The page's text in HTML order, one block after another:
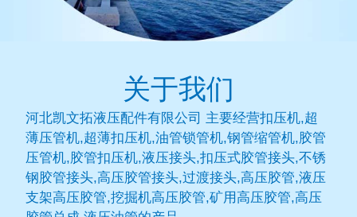
关于我们
河北凯文拓液压配件有限公司 主要经营扣压机,超
薄压管机,超薄扣压机,油管锁管机,钢管缩管机,胶管
压管机,胶管扣压机,液压接头,扣压式胶管接头,不锈
钢胶管接头,高压胶管接头,过渡接头,高压胶管,液压
支架高压胶管,挖掘机高压胶管,矿用高压胶管,高压